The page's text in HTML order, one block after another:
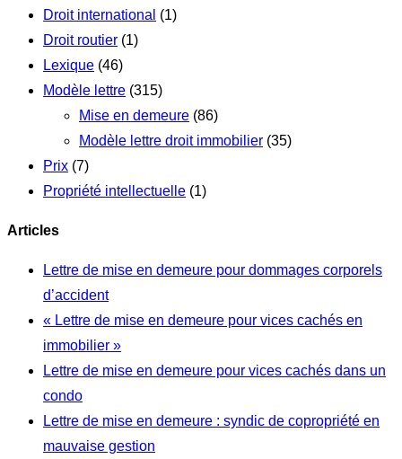
Droit international (1)
Droit routier (1)
Lexique (46)
Modèle lettre (315)
Mise en demeure (86)
Modèle lettre droit immobilier (35)
Prix (7)
Propriété intellectuelle (1)
Articles
Lettre de mise en demeure pour dommages corporels
d’accident
« Lettre de mise en demeure pour vices cachés en
immobilier »
Lettre de mise en demeure pour vices cachés dans un
condo
Lettre de mise en demeure : syndic de copropriété en
mauvaise gestion